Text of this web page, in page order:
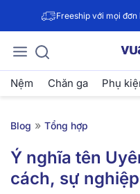
Freeship với mọi đơn
Nệm Chăn ga Phụ
Blog » Tổng hợp
Ý nghĩa tên
cách, sự